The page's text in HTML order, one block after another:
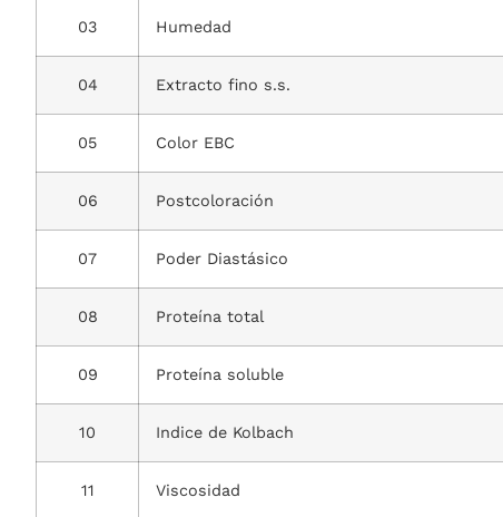
03 Humedad
04 Extracto fino s.s.
05 Color EBC
06 Postcoloración
07 Poder Diastásico
08 Proteína total
09 Proteína soluble
10 Indice de Kolbach
11 Viscosidad